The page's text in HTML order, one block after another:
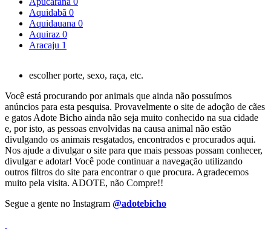
Aquidabã 0
Aquidauana 0
Aquiraz 0
Aracaju 1
escolher porte, sexo, raça, etc.
Você está procurando por animais que ainda não possuímos
anúncios para esta pesquisa. Provavelmente o site de adoção de cães
e gatos Adote Bicho ainda não seja muito conhecido na sua cidade
e, por isto, as pessoas envolvidas na causa animal não estão
divulgando os animais resgatados, encontrados e procurados aqui.
Nos ajude a divulgar o site para que mais pessoas possam conhecer,
divulgar e adotar! Você pode continuar a navegação utilizando
outros filtros do site para encontrar o que procura. Agradecemos
muito pela visita. ADOTE, não Compre!!
Segue a gente no Instagram @adotebicho